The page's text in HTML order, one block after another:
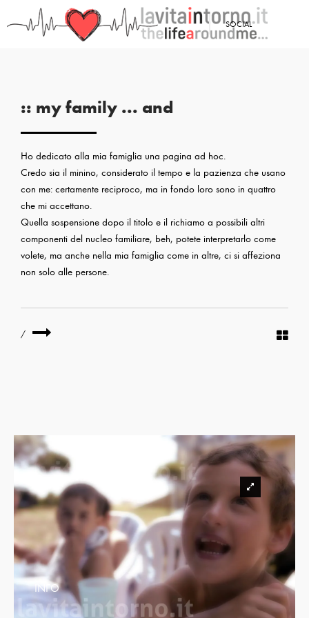
SOCIAL
:: my family ... and
Ho dedicato alla mia famiglia una pagina ad hoc.
Credo sia il minino, considerato il tempo e la pazienza che usano
con me: certamente reciproco, ma in fondo loro sono in quattro
che mi accettano.
Quella sospensione dopo il titolo e il richiamo a possibili altri
componenti del nucleo familiare, beh, potete interpretarlo come
volete, ma anche nella mia famiglia come in altre, ci si affeziona
non solo alle persone.
/
INFO